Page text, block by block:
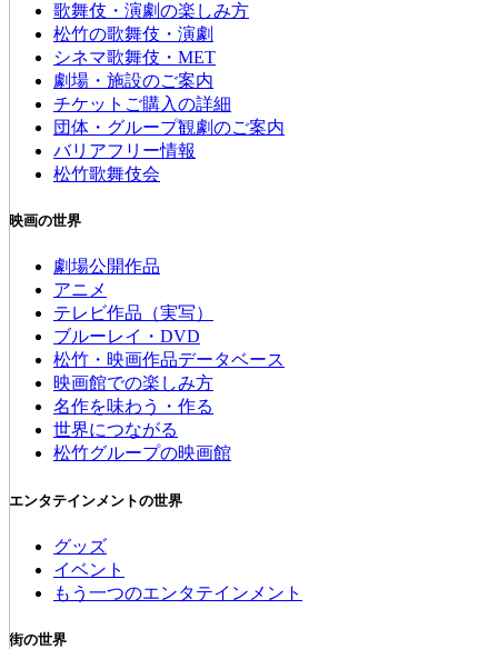
歌舞伎・演劇の楽しみ方
松竹の歌舞伎・演劇
シネマ歌舞伎・MET
劇場・施設のご案内
チケットご購入の詳細
団体・グループ観劇のご案内
バリアフリー情報
松竹歌舞伎会
映画の世界
劇場公開作品
アニメ
テレビ作品（実写）
ブルーレイ・DVD
松竹・映画作品データベース
映画館での楽しみ方
名作を味わう・作る
世界につながる
松竹グループの映画館
エンタテインメントの世界
グッズ
イベント
もう一つのエンタテインメント
街の世界